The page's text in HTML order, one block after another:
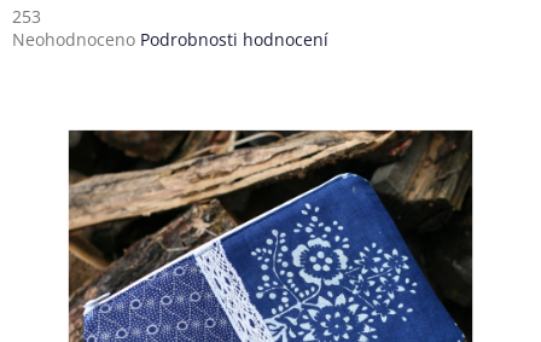
253
Průměrné
hvězdiček.
Neohodnoceno Podrobnosti hodnocení